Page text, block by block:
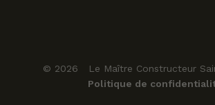
© 2026 Le Maître Constructeur
Politique de